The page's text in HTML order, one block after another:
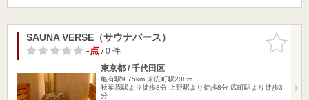
お気に入
りに追加
SAUNA VERSE（サウナバース）
-点/ 0 件
東京都 / 千代田区
亀有駅9.75km 末広町駅208m
秋葉原駅より徒歩8分 上野駅より徒歩8分 広町駅より徒歩3
分